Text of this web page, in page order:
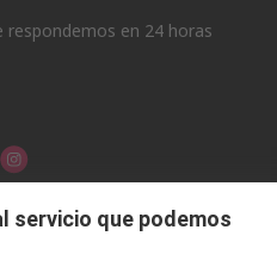
respondemos en 24 horas
servicio que podemos